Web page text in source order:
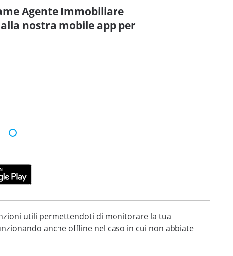
Agente Immobiliare
nostra mobile app per
utili permettendoti di monitorare la tua
anche offline nel caso in cui non abbiate